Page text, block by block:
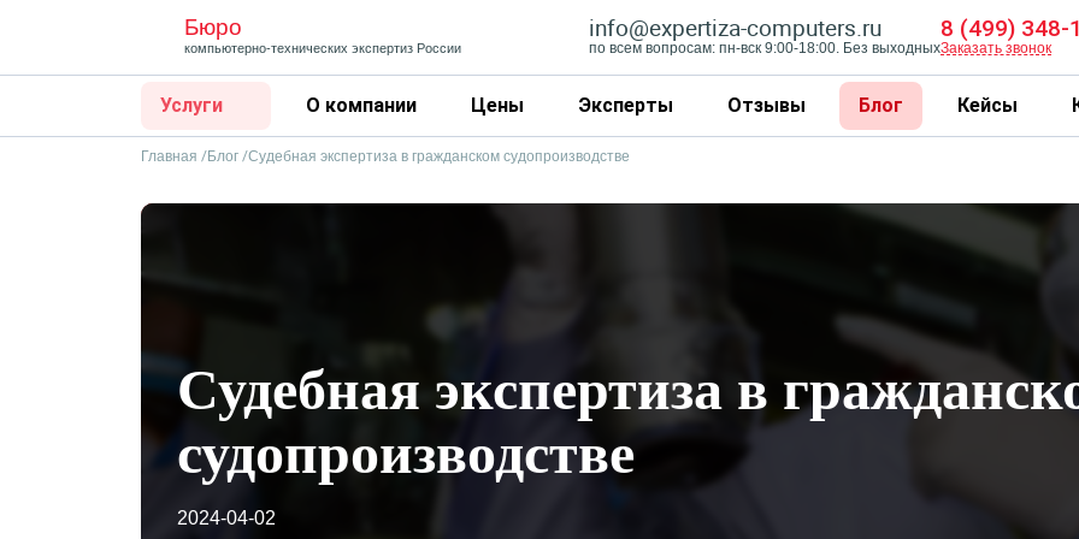
Бюро
компьютерно-технических экспертиз России
info@expertiza-computers.ru
по всем вопросам: пн-вск 9:00-18:00. Без выходных
8 (499) 348-
Заказать звонок
Услуги О компании Цены Эксперты Отзывы Блог Кейсы
Главная Блог Судебная экспертиза в гражданском судопроизводстве
Судебная экспертиза в
судопроизводстве
2024-04-02